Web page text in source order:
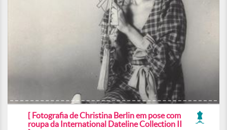
[ Fotografia de Christina Berlin em pose com
roupa da International Dateline Collection II